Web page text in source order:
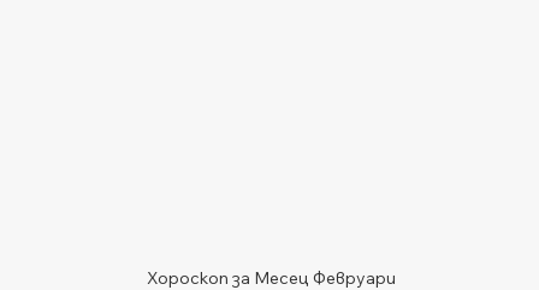
Хороскоп за Месец Февруари